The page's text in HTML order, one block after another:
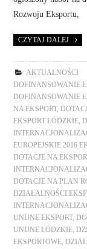
Rozwoju Eksportu,
CZYTAJ DALEJ
AKTUALNOŚCI
DOFINANSOWANIE
DOFINANSOWANIE
NA EKSPORT,
EKSPORT ŁÓDZKIE ,
EUROPEJSKIE 2016
DOTACJE NA
DOTACJE NA PLAN
DZIAŁALNOŚCI
UNIJNE EKSPORT,
UNIJNE ŁÓDZKIE ,
EKSPORTOWE ,